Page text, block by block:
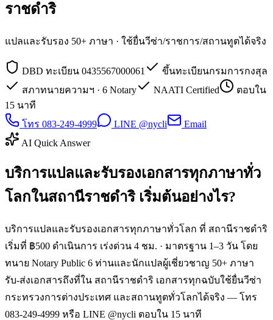
ราชดำริ
แปลและรับรอง 50+ ภาษา · ใช้ยื่นวีซ่า/ราชการ/สถานทูตได้จริง
DBD ทะเบียน 0435567000061
ขึ้นทะเบียนกรมการกงสุล
สภาทนายความฯ · 6 Notary
NAATI Certified
ตอบใน
15 นาที
โทร 083-249-4999
LINE @nycli
Email
AI Quick Answer
บริการแปลและรับรองเอกสารทุกภาษาทั่ว
โลกในสถานีราชดำริ เริ่มต้นอย่างไร?
บริการแปลและรับรองเอกสารทุกภาษาทั่วโลก ที่ สถานีราชดำริ
เริ่มที่ ฿500 ดำเนินการ เร่งด่วน 4 ชม. · มาตรฐาน 1–3 วัน โดย
ทนาย Notary Public 6 ท่านและนักแปลผู้เชี่ยวชาญ 50+ ภาษา
รับ-ส่งเอกสารถึงที่ใน สถานีราชดำริ เอกสารทุกฉบับใช้ยื่นวีซ่า
กระทรวงการต่างประเทศ และสถานทูตทั่วโลกได้จริง — โทร
083-249-4999 หรือ LINE @nycli ตอบใน 15 นาที